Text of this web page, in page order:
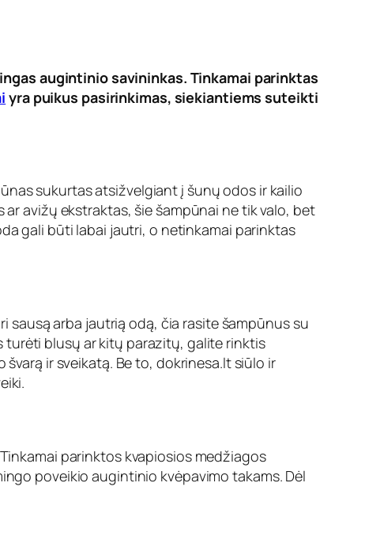
augintinio savininkas. Tinkamai parinktas
yra puikus pasirinkimas, siekiantiems suteikti
sukurtas atsižvelgiant į šunų odos ir kailio
avižų ekstraktas, šie šampūnai ne tik valo, bet
gali būti labai jautri, o netinkamai parinktas
sausą arba jautrią odą, čia rasite šampūnus su
turėti blusų ar kitų parazitų, galite rinktis
ir sveikatą. Be to, dokrinesa.ltsiūlo ir
parinktos kvapiosios medžiagos
poveikio augintinio kvėpavimo takams. Dėl